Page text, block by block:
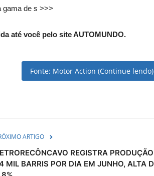
gama de s >>>
até você pelo site AUTOMUNDO.
Fonte: Motor Action (Continue
ARTIGO
REGISTRA
MIL BARRIS POR DIA EM JUNHO, ALTA